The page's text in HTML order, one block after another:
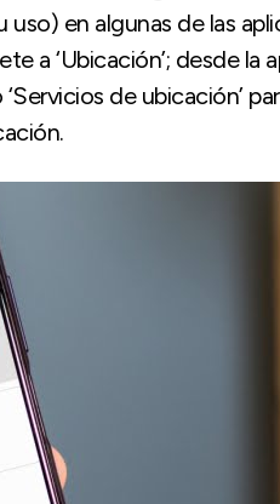
en algunas de las
a ‘Ubicación’; desde la
de ubicación’